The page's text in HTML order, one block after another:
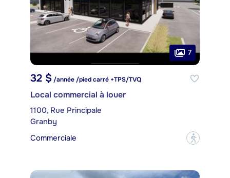
7
32 $ /année /pied carré +TPS/TVQ
Local commercial à louer
1100, Rue Principale
Granby
Commerciale
?